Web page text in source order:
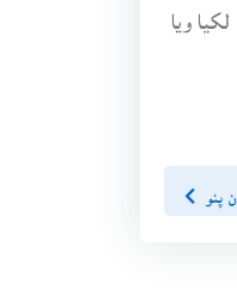
ويا
پنو